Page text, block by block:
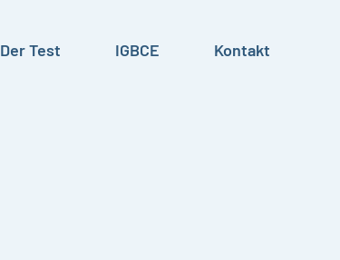
Der Test IGBCE Kontakt